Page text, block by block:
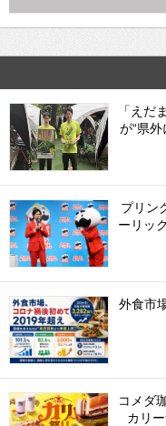
「えだ
が“県
プリン
ーリッ
外食市
コメダ
カリ